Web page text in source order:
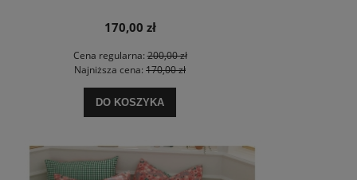
170,00 zł
Cena regularna:200,00 zł
Najniższa cena: 170,00 zł
DO KOSZYKA